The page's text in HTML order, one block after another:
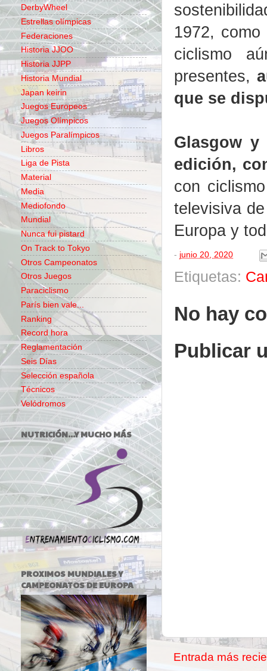
1972,
ciclismo
presentes,
que se
Glasgow
edición,
con
televisiva
Europa y
- junio 20, 2020
Etiquetas:
No hay
Publicar
Entrada más
DerbyWheel
Estrellas olímpicas
Federaciones
Historia JJOO
Historia JJPP
Historia Mundial
Japan keirin
Juegos Europeos
Juegos Olímpicos
Juegos Paralímpicos
Libros
Liga de Pista
Material
Media
Mediofondo
Mundial
Nunca fui pistard
On Track to Tokyo
Otros Campeonatos
Otros Juegos
Paraciclismo
París bien vale...
Ranking
Record hora
Reglamentación
Seis Días
Selección española
Técnicos
Velódromos
NUTRICIÓN...Y MUCHO MÁS
PROXIMOS MUNDIALES Y
CAMPEONATOS DE EUROPA